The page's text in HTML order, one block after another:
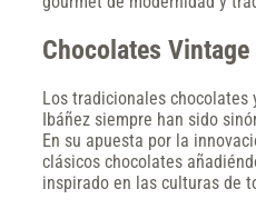
Chocolates Vintage
Los tradicionales chocolates
Ibáñez siempre han sido
En su apuesta por la
clásicos chocolates
inspirado en las culturas de